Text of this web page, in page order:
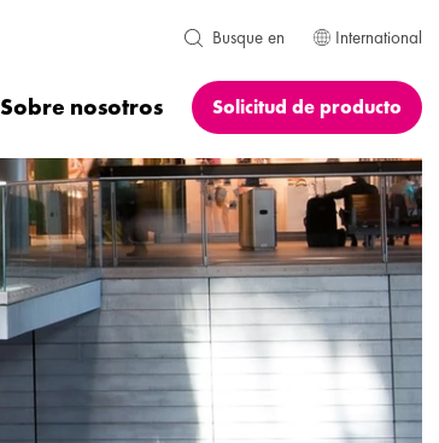
Busque en International
Sobre nosotros Solicitud de producto